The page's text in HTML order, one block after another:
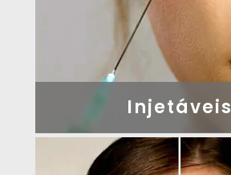
Injetáveis